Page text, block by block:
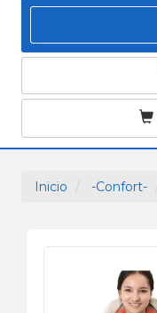
Inicio -Confort-